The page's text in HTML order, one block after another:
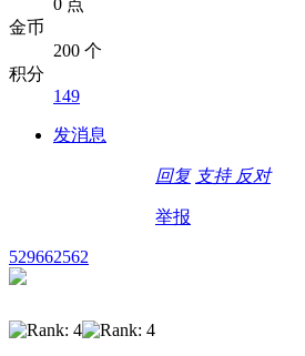
金币
200 个
积分
149
发消息
回复 支持 反对
举报
529662562